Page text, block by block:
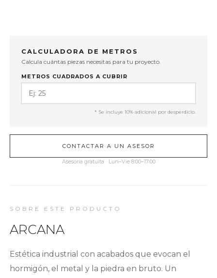
CALCULADORA DE METROS
Calcula cuántas piezas necesitas para tu proyecto.
METROS CUADRADOS A CUBRIR
* Se incluye 10% adicional por desperdicio.
CONTACTAR A UN ASESOR
Asesoría gratuita · Lun–Vie 8:00–17:00
SOBRE ESTE PRODUCTO
ARCANA
Estética industrial con acabados que evocan el
hormigón, el metal y la piedra en bruto. Un